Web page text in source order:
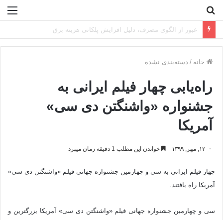
تراز تاب‌آوری فولادمبارکه در سال سخت ۱۴۰۴
خانه / دسته‌بندی نشده
راه‌یابی چهار فیلم ایرانی به
جشنواره «واشنگتن دی سی»
آمریکا
۱۲, مهر, ۱۳۹۹ خواندن این مطلب 1 دقیقه زمان میبرد
چهار فیلم ایرانی به سی و چهارمین جشنواره جهانی فیلم «واشنگتن دی سی»
آمریکا راه یافتند.
سی و چهارمین جشنواره جهانی فیلم «واشنگتن دی سی» آمریکا بزرگترین و